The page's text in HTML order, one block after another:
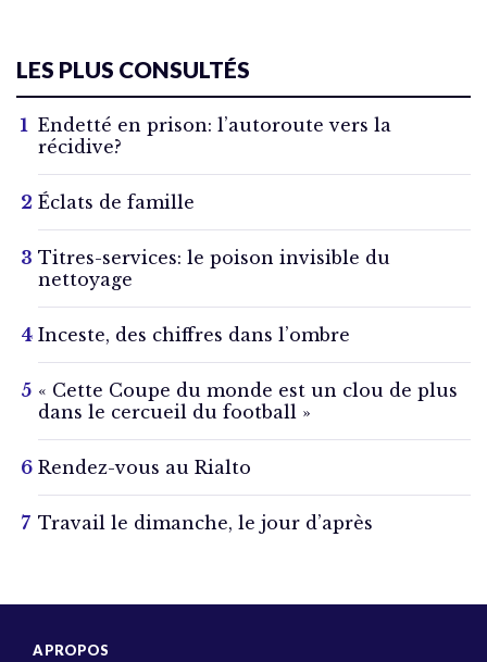
LES PLUS CONSULTÉS
Endetté en prison: l’autoroute vers la
récidive?
Éclats de famille
Titres-services: le poison invisible du
nettoyage
Inceste, des chiffres dans l’ombre
« Cette Coupe du monde est un clou de plus
dans le cercueil du football »
Rendez-vous au Rialto
Travail le dimanche, le jour d’après
A PROPOS